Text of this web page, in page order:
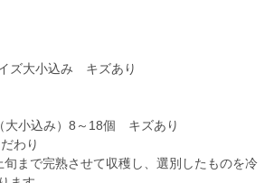
ズ大小込み キズあり
大小込み）8～18個 キズあり
わり
まで完熟させて収穫し、選別したものを冷